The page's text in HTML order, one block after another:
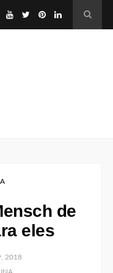
de
eles
2018